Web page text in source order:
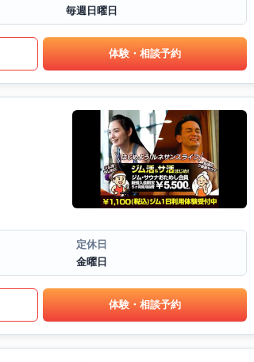
毎週日曜日
体験・相談予約
定休日
金曜日
体験・相談予約